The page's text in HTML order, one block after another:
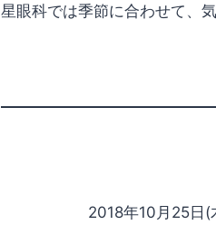
星眼科では季節に合わせて、
2018年10月25日(